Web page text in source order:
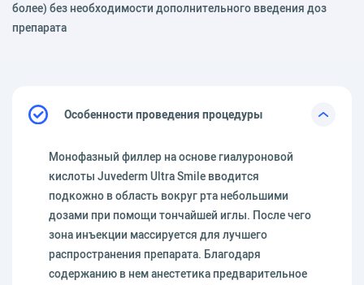
более) без необходимости дополнительного введения доз
препарата
Особенности проведения процедуры
Монофазный филлер на основе гиалуроновой
кислоты Juvederm Ultra Smile вводится
подкожно в область вокруг рта небольшими
дозами при помощи тончайшей иглы. После чего
зона инъекции массируется для лучшего
распространения препарата. Благодаря
содержанию в нем анестетика предварительное